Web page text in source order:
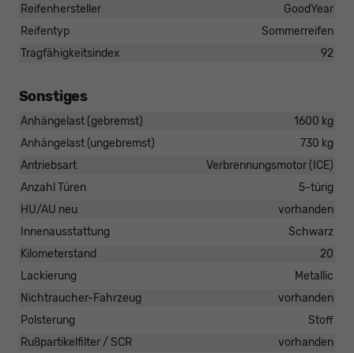
Reifenhersteller
GoodYear
Reifentyp
Sommerreifen
Tragfähigkeitsindex
92
Sonstiges
Anhängelast (gebremst)
1600 kg
Anhängelast (ungebremst)
730 kg
Antriebsart
Verbrennungsmotor (ICE)
Anzahl Türen
5-türig
HU/AU neu
vorhanden
Innenausstattung
Schwarz
Kilometerstand
20
Lackierung
Metallic
Nichtraucher-Fahrzeug
vorhanden
Polsterung
Stoff
Rußpartikelfilter / SCR
vorhanden